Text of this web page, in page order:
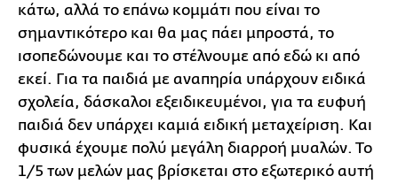
κάτω, αλλά το επάνω κομμάτι που είναι το
σημαντικότερο και θα μας πάει μπροστά, το
ισοπεδώνουμε και το στέλνουμε από εδώ κι από
εκεί. Για τα παιδιά με αναπηρία υπάρχουν ειδικά
σχολεία, δάσκαλοι εξειδικευμένοι, για τα ευφυή
παιδιά δεν υπάρχει καμιά ειδική μεταχείριση. Και
φυσικά έχουμε πολύ μεγάλη διαρροή μυαλών. Το
1/5 των μελών μας βρίσκεται στο εξωτερικό αυτή